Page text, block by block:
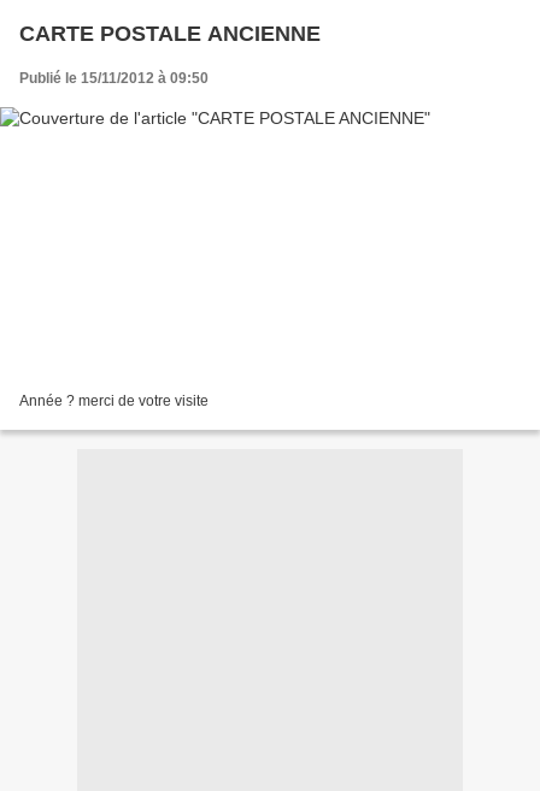
CARTE POSTALE ANCIENNE
Publié le 15/11/2012 à 09:50
Année ? merci de votre visite